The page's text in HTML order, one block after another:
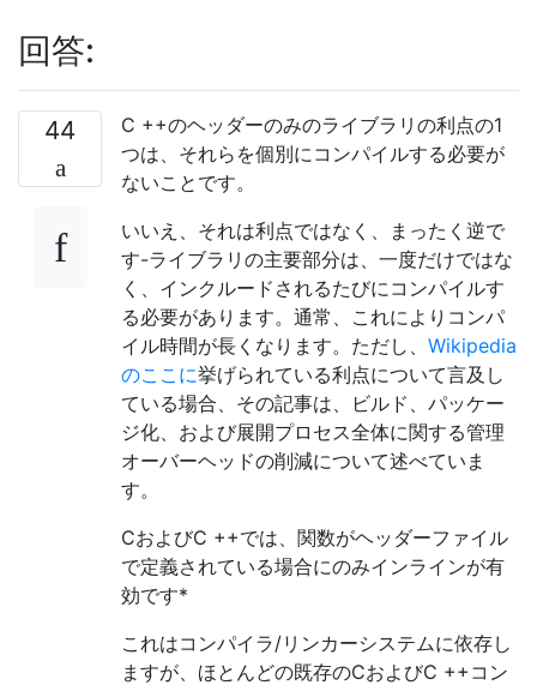
回答:
44
C ++のヘッダーのみのライブラリの利点の1
つは、それらを個別にコンパイルする必要が
ないことです。
いいえ、それは利点ではなく、まったく逆で
す-ライブラリの主要部分は、一度だけではな
く、インクルードされるたびにコンパイルす
る必要があります。通常、これによりコンパ
イル時間が長くなります。ただし、 Wikipedia
のここに挙げられている利点について言及し
ている場合、その記事は、ビルド、パッケー
ジ化、および展開プロセス全体に関する管理
オーバーヘッドの削減について述べていま
す。
CおよびC ++では、関数がヘッダーファイル
で定義されている場合にのみインラインが有
効です*
これはコンパイラ/リンカーシステムに依存し
ますが、ほとんどの既存のCおよびC ++コン